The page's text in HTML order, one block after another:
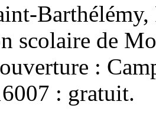
Barthélémy,
scolaire de
:
: gratuit.